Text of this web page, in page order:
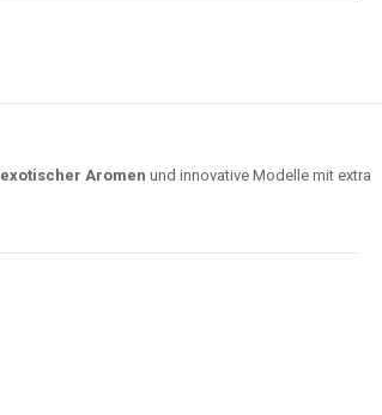
exotischer Aromen und innovative Modelle mit extra